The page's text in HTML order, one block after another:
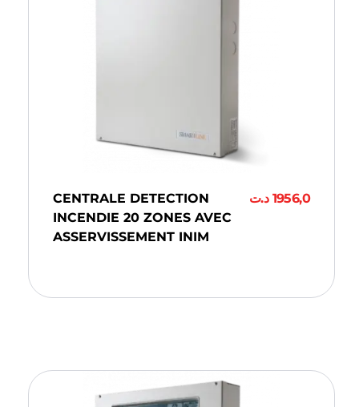
CENTRALE DETECTION
INCENDIE 20 ZONES AVEC
ASSERVISSEMENT INIM
1956,0 د.ت